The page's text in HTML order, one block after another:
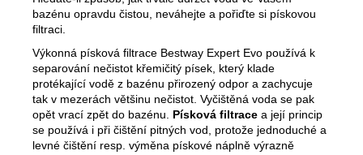
bazénu opravdu čistou, neváhejte a pořiďte si pískovou
filtraci.
Výkonná písková filtrace Bestway Expert Evo používá k
separování nečistot křemičitý písek, který klade
protékající vodě z bazénu přirozený odpor a zachycuje
tak v mezerách většinu nečistot. Vyčištěná voda se pak
opět vrací zpět do bazénu. Písková filtrace a její princip
se používá i při čištění pitných vod, protože jednoduché a
levné čištění resp. výměna pískové náplně výrazně